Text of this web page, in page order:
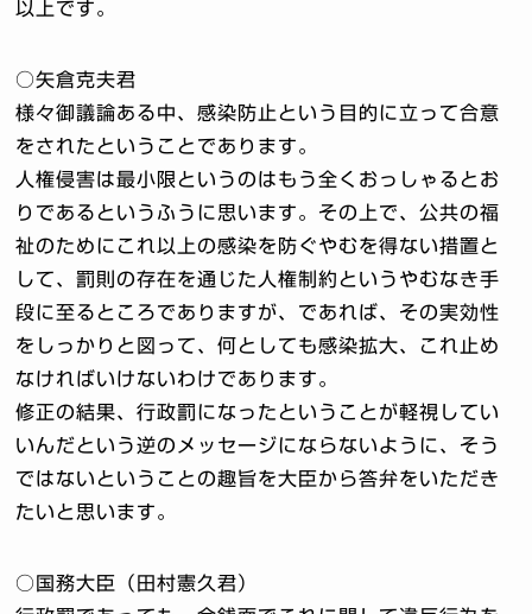
以上です。
○矢倉克夫君
様々御議論ある中、感染防止という目的に立って合意
をされたということであります。
人権侵害は最小限というのはもう全くおっしゃるとお
りであるというふうに思います。その上で、公共の福
祉のためにこれ以上の感染を防ぐやむを得ない措置と
して、罰則の存在を通じた人権制約というやむなき手
段に至るところでありますが、であれば、その実効性
をしっかりと図って、何としても感染拡大、これ止め
なければいけないわけであります。
修正の結果、行政罰になったということが軽視してい
いんだという逆のメッセージにならないように、そう
ではないということの趣旨を大臣から答弁をいただき
たいと思います。
○国務大臣（田村憲久君）